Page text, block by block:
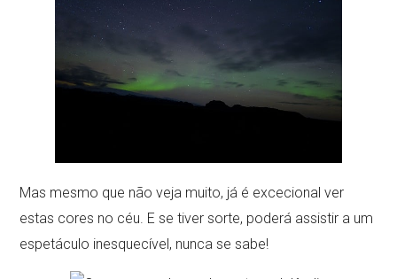
Mas mesmo que não veja muito, já é excecional ver
estas cores no céu. E se tiver sorte, poderá assistir a um
espetáculo inesquecível, nunca se sabe!